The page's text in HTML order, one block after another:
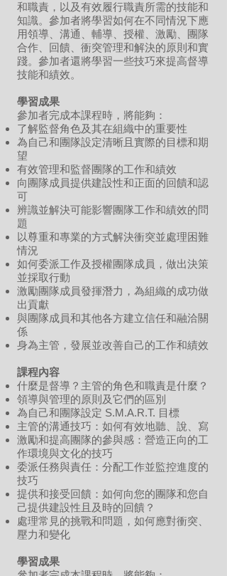
和職責，以及有效履行職責所需的技能和
知識。參加者將學習如何在不同情況下應
用領導、溝通、輔導、授權、激勵、團隊
合作、回饋、衝突管理和解決的原則和實
踐。參加者還將學習一些技巧來提高督導
技能和績效。
學習成果
參加者完成本課程時，將能夠：
了解監督角色及其在組織中的重要性
為自己和團隊設定清晰且實際的目標和期
望
有效管理和監督團隊的工作和績效
向團隊成員提供建設性和正面的回饋和認
可
辨識並解決可能影響團隊工作和績效的問
題
以尊重和專業的方式解決衝突並處理困難
情況
如何委派工作及授權團隊成員，做出決策
並採取行動
激勵團隊成員發揮潛力，為組織的成功做
出貢獻
與團隊成員和其他各方建立信任和融洽關
係
身為主管，發展並改善自己的工作和績效
課程內容
什麼是督導？主管的角色和職責是什麼？
領導與管理的原則及它們的區別
為自己和團隊設定 S.M.A.R.T. 目標
主管的溝通技巧：如何有效地聽、說、寫
激勵和提高團隊的參與感：營造正向的工
作環境與文化的技巧
委派任務與責任：分配工作並監控進度的
技巧
提供和接受回饋：如何向您的團隊和您自
己提供建設性且及時的回饋？
處理常見的挑戰和問題，如何應對衝突、
壓力和變化
學習成果